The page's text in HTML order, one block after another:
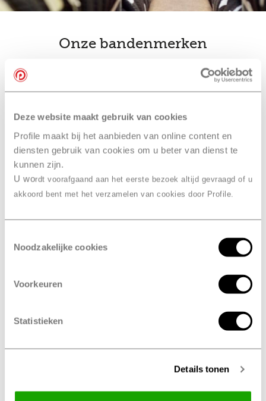
Deze website maakt gebruik van cookies
Profile maakt bij het aanbieden van online content en
diensten gebruik van cookies om u beter van dienst te
kunnen zijn.
U wordt voorafgaand aan het eerste bezoek altijd gevraagd of u
akkoord bent met het verzamelen van cookies door Profile.
Noodzakelijke cookies
Voorkeuren
Statistieken
Details tonen
Onze bandenmerken
bandenwissel
onderhoudsbeurt bij Profile
Leerdam, Nout
Combineer je bandenwissel met een onderhoudsbeurt
ofAPK. Je hoeft dan maar één afspraak te maken in
plaats van drie. En dan hoef je maar één keer naar
meteen in topconditie en kun je weer veilig de weg op.
Vervang je banden op tijd
bij Profile Leerdam, Nout
profieldieptevan jouw